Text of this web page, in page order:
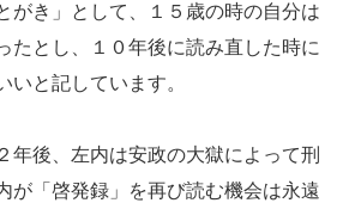
がき」として、１５歳の時の自分は
たとし、１０年後に読み直した時に
いと記しています。
後、左内は安政の大獄によって刑
が「啓発録」を再び読む機会は永遠